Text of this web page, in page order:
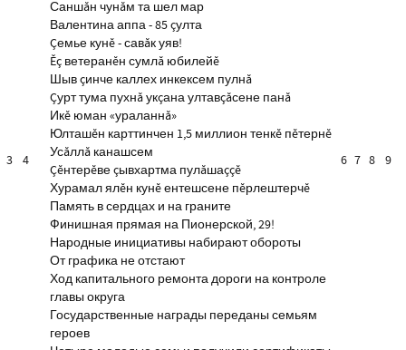
3 4
Саншăн чунăм та шел мар
Валентина аппа - 85 çулта
Çемье кунĕ - савăк уяв!
Ĕç ветеранĕн сумлă юбилейĕ
Шыв çинче каллех инкексем пулнă
Çурт тума пухнă укçана ултавçăсене панă
Икĕ юман «ураланнă»
Юлташĕн карттинчен 1,5 миллион тенкĕ пĕтернĕ
Усăллă канашсем
Çĕнтерĕве çывхартма пулăшаççĕ
Хурамал ялĕн кунĕ ентешсене пĕрлештерчĕ
Память в сердцах и на граните
Финишная прямая на Пионерской, 29!
Народные инициативы набирают обороты
От графика не отстают
Ход капитального ремонта дороги на контроле
главы округа
Государственные награды переданы семьям
героев
6 7 8 9